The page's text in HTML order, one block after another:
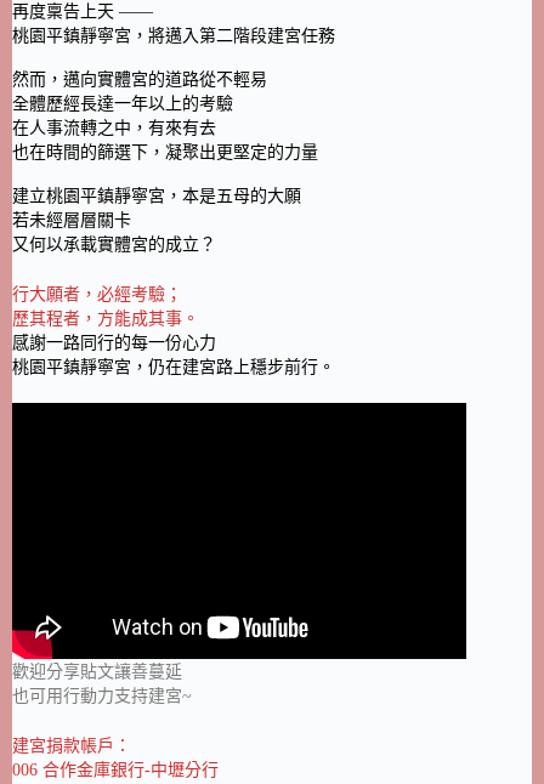
再度稟告上天 ——
桃園平鎮靜寧宮，將邁入第二階段建宮任務
然而，邁向實體宮的道路從不輕易
全體歷經長達一年以上的考驗
在人事流轉之中，有來有去
也在時間的篩選下，凝聚出更堅定的力量
建立桃園平鎮靜寧宮，本是五母的大願
若未經層層關卡
又何以承載實體宮的成立？
行大願者，必經考驗；
歷其程者，方能成其事。
感謝一路同行的每一份心力
桃園平鎮靜寧宮，仍在建宮路上穩步前行。
歡迎分享貼文讓善蔓延
也可用行動力支持建宮~
建宮捐款帳戶：
006 合作金庫銀行-中壢分行